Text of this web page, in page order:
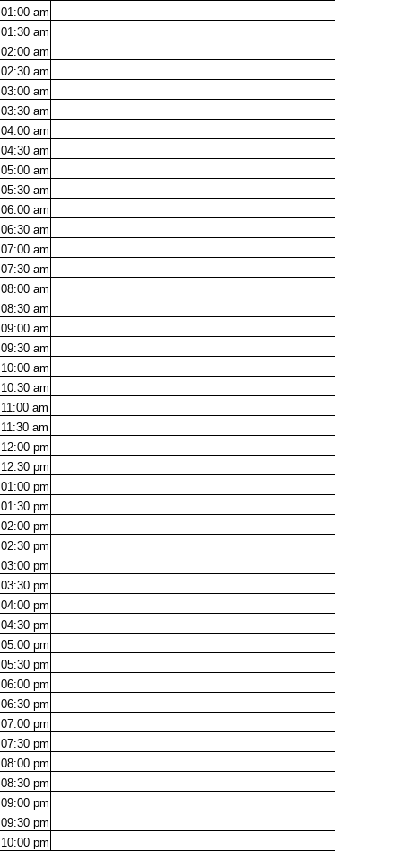
01:00 am
01:30 am
02:00 am
02:30 am
03:00 am
03:30 am
04:00 am
04:30 am
05:00 am
05:30 am
06:00 am
06:30 am
07:00 am
07:30 am
08:00 am
08:30 am
09:00 am
09:30 am
10:00 am
10:30 am
11:00 am
11:30 am
12:00 pm
12:30 pm
01:00 pm
01:30 pm
02:00 pm
02:30 pm
03:00 pm
03:30 pm
04:00 pm
04:30 pm
05:00 pm
05:30 pm
06:00 pm
06:30 pm
07:00 pm
07:30 pm
08:00 pm
08:30 pm
09:00 pm
09:30 pm
10:00 pm